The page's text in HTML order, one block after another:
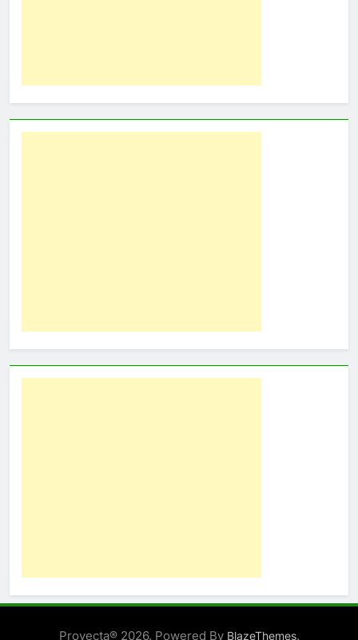
Proyecta® 2026. Powered By BlazeThemes.